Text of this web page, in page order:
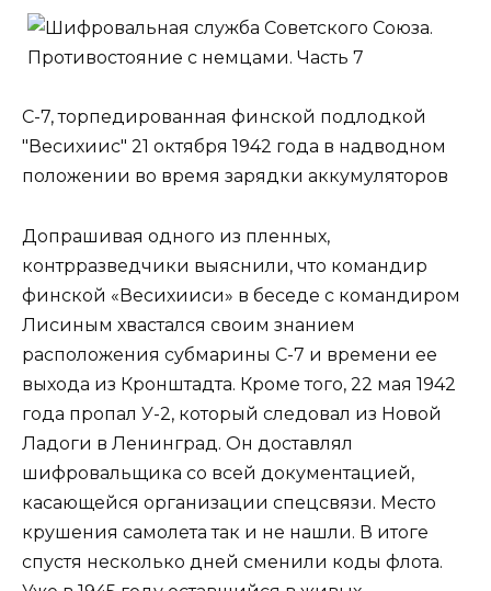
С-7, торпедированная финской подлодкой
"Весихиис" 21 октября 1942 года в надводном
положении во время зарядки аккумуляторов
Допрашивая одного из пленных,
контрразведчики выяснили, что командир
финской «Весихииси» в беседе с командиром
Лисиным хвастался своим знанием
расположения субмарины С-7 и времени ее
выхода из Кронштадта. Кроме того, 22 мая 1942
года пропал У-2, который следовал из Новой
Ладоги в Ленинград. Он доставлял
шифровальщика со всей документацией,
касающейся организации спецсвязи. Место
крушения самолета так и не нашли. В итоге
спустя несколько дней сменили коды флота.